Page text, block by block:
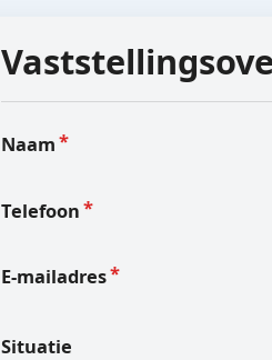
Naam
Telefoon
E-mailadres
Situatie